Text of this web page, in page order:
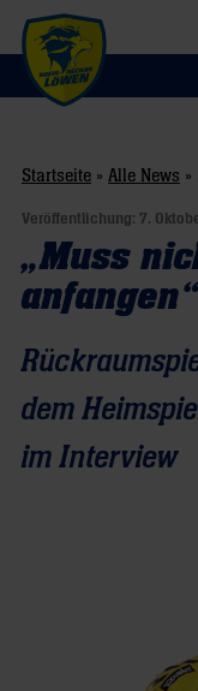
Startseite » Alle News »
Veröffentlichung: 7.
„Muss
anfangen“
dem
im Interview